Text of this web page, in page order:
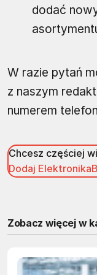
dodać
W razie pytań
z naszym
numerem
Chcesz częściej
Dodaj
Zobacz więcej w